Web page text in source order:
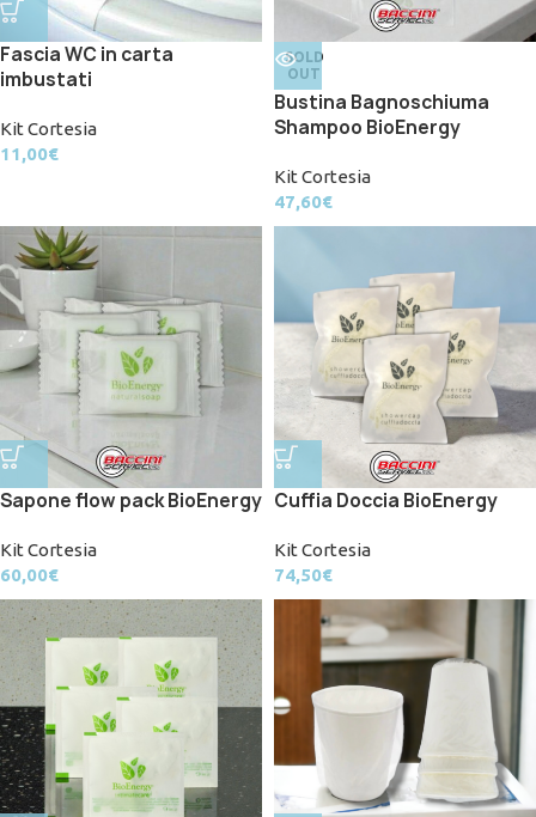
Fascia WC in carta
imbustati
Kit Cortesia
11,00€
SOLD
OUT
Bustina Bagnoschiuma
Shampoo BioEnergy
Kit Cortesia
47,60€
Sapone flow pack BioEnergy
Kit Cortesia
60,00€
Cuffia Doccia BioEnergy
Kit Cortesia
74,50€